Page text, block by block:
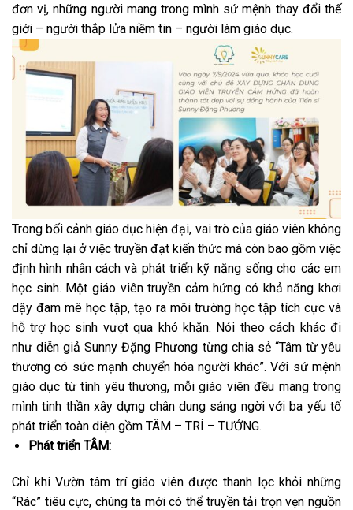
đơn vị, những người mang trong mình sứ mệnh thay đổi thế
giới – người thắp lửa niềm tin – người làm giáo dục.
Trong bối cảnh giáo dục hiện đại, vai trò của giáo viên không
chỉ dừng lại ở việc truyền đạt kiến thức mà còn bao gồm việc
định hình nhân cách và phát triển kỹ năng sống cho các em
học sinh. Một giáo viên truyền cảm hứng có khả năng khơi
dậy đam mê học tập, tạo ra môi trường học tập tích cực và
hỗ trợ học sinh vượt qua khó khăn. Nói theo cách khác đi
như diễn giả Sunny Đặng Phương từng chia sẻ “Tâm từ yêu
thương có sức mạnh chuyển hóa người khác”. Với sứ mệnh
giáo dục từ tình yêu thương, mỗi giáo viên đều mang trong
mình tinh thần xây dựng chân dung sáng ngời với ba yếu tố
phát triển toàn diện gồm TÂM – TRÍ – TƯỚNG.
Phát triển TÂM:
Chỉ khi Vườn tâm trí giáo viên được thanh lọc khỏi những
“Rác” tiêu cực, chúng ta mới có thể truyền tải trọn vẹn nguồn